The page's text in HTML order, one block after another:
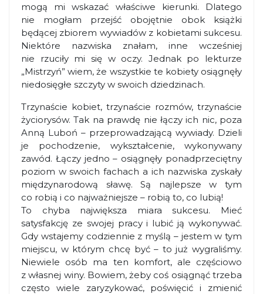
mogą mi wskazać właściwe kierunki. Dlatego
nie mogłam przejść obojętnie obok książki
będącej zbiorem wywiadów z kobietami sukcesu.
Niektóre nazwiska znałam, inne wcześniej
nie rzuciły mi się w oczy. Jednak po lekturze
„Mistrzyń” wiem, że wszystkie te kobiety osiągnęły
niedosięgłe szczyty w swoich dziedzinach.
Trzynaście kobiet, trzynaście rozmów, trzynaście
życiorysów. Tak na prawdę nie łączy ich nic, poza
Anną Luboń – przeprowadzającą wywiady. Dzieli
je pochodzenie, wykształcenie, wykonywany
zawód. Łączy jedno – osiągnęły ponadprzeciętny
poziom w swoich fachach a ich nazwiska zyskały
międzynarodową sławę. Są najlepsze w tym
co robią i co najważniejsze – robią to, co lubią!
To chyba największa miara sukcesu. Mieć
satysfakcję ze swojej pracy i lubić ją wykonywać.
Gdy wstajemy codziennie z myślą – jestem w tym
miejscu, w którym chcę być – to już wygraliśmy.
Niewiele osób ma ten komfort, ale częściowo
z własnej winy. Bowiem, żeby coś osiągnąć trzeba
często wiele zaryzykować, poświęcić i zmienić